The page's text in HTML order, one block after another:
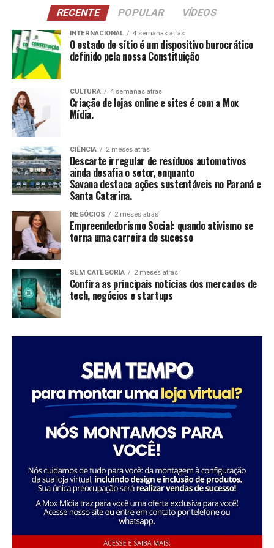
A Savana integra o Grupo Águia Branca e é especializada
na comercialização de caminhões e veículos comerciais
da Mercedes-Benz. Com forte presença nos setores de
transporte e logística, oferece um portfólio completo
de veículos, peças e serviços de oficina. Além disso,
disponibiliza soluções em pneus e recapagem,
garantindo performance e eficiência para os clientes do
segmento de transporte de cargas.
FONTE: A Savana integra o Grupo Águia Branca
NCI: Atividades para pessoas com 60 anos ou
mais, estimulando a construção e reconstrução de
suas histórias e vivências.
CCAS
: Ambiente de convivência para crianças e
adolescentes, abrangendo desde jogos até cultura
SAICA: Trabalho de cuidado, orientação e proteção
integral a crianças e adolescentes em situação de
CEIS
: Garantia de um ambiente seguro e desafiador
para o desenvolvimento infantil.
Conclusão
O empreendedorismo social, impulsionado por líderes
como Tatiana Souza, demonstra que ativismo pode, sim,
ser uma carreira de sucesso. As mulheres no comando
dessas organizações não apenas promovem mudanças
significativas em suas comunidades, mas também
inspiram futuras gerações a seguir seus passos,
mostrando que é possível transformar a sociedade
feminina no setor social: “Acredito que quando as
mulheres assumem a liderança, trazem consigo uma
perspectiva única e essencial que promove a inclusão e o
desenvolvimento sustentável. Meu objetivo é continuar
inspirando e capacitando outras mulheres a seguirem
esse caminho, transformando ainda mais vidas e
Essa trajetória exemplifica como o ativismo e o
empreendedorismo social podem convergir para criar
uma carreira gratificante e de grande impacto social.
Sobre o Instituto Macedônia
RECENTE POPULAR VÍDEOS
INTERNACIONAL 4 semanas atrás
O estado de sítio é um dispositivo burocrático
definido pela nossa Constituição
CULTURA 4 semanas atrás
Criação de lojas online e sites é com a Mox
Mídia.
CIÊNCIA 2 meses atrás
Descarte irregular de resíduos automotivos
ainda desafia o setor, enquanto
Savana destaca ações sustentáveis no Paraná e
Santa Catarina.
NEGÓCIOS 2 meses atrás
Empreendedorismo Social: quando ativismo se
torna uma carreira de sucesso
SEM CATEGORIA 2 meses atrás
Confira as principais notícias dos mercados de
tech, negócios e startups